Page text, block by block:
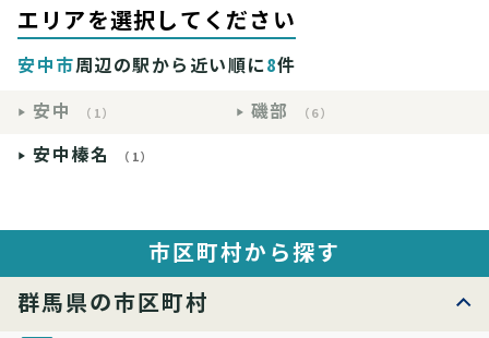
エリアを選択してください
安中市周辺の駅から近い順に8件
安中
（1） 磯部 （6）
安中榛名 （1）
市区町村から探す
群馬県の市区町村